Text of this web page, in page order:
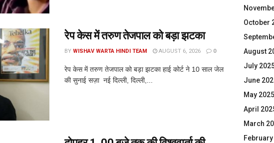
रेप केस में तरुण तेजपाल को बड़ा झटका
BY WISHAV WARTA HINDI TEAM AUGUST 6, 2026 0
रेप केस में तरुण तेजपाल को बड़ा झटका हाई कोर्ट ने 10 साल जेल
की सुनाई सज़ा नई दिल्ली, दिल्ली,...
October
August
July
June
May 2025
April
March